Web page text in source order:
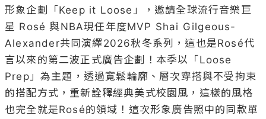
形象企劃「Keep it Loose」，邀請全球流行音樂巨
星 Rosé 與NBA現任年度MVP Shai Gilgeous-
Alexander共同演繹2026秋冬系列，這也是Rosé代
言以來的第二波正式廣告企劃！本季以「Loose
Prep」為主題，透過寬鬆輪廓、層次穿搭與不受拘束
的搭配方式，重新詮釋經典美式校園風，這樣的風格
也完全就是Rosé的領域！這次形象廣告照中的同款單